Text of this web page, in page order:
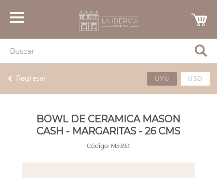
Regresar UYU USD
BOWL DE CERAMICA MASON
CASH - MARGARITAS - 26 CMS
Código: M5393